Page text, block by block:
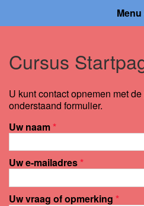
Menu
Cursus
U kunt contact opnemen met
onderstaand formulier.
Uw naam*
Uw e-mailadres*
Uw vraag of opmerking *